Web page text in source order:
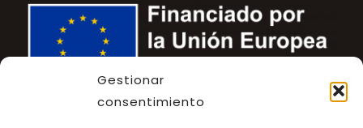
Gestionar
consentimiento
Financiado por KIT DIGITAL